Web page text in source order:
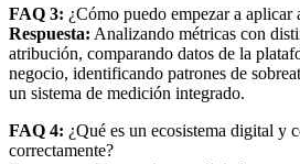
FAQ 3: ¿Cómo puedo empezar a
Respuesta: Analizando métricas con
atribución, comparando datos de la
negocio, identificando patrones de
un sistema de medición integrado.
FAQ 4: ¿Qué es un ecosistema digital y
correctamente?